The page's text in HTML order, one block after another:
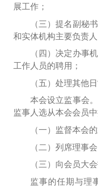
展工作；
（三）提名副秘
和实体机构主要负责
（四）决定办事
工作人员的聘用；
（五）处理其他
本会设立监事会
监事人选从本会会员
（一）监督本会
（二）列席理事
（三）向会员大
监事的任期与理